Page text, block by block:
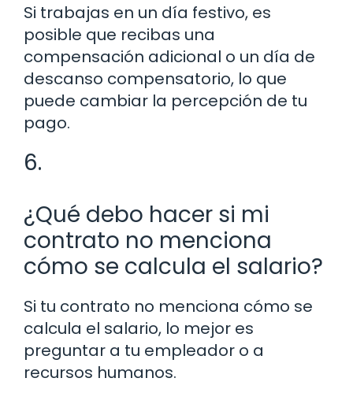
Si trabajas en un día festivo, es
posible que recibas una
compensación adicional o un día de
descanso compensatorio, lo que
puede cambiar la percepción de tu
pago.
6.
¿Qué debo hacer si mi
contrato no menciona
cómo se calcula el salario?
Si tu contrato no menciona cómo se
calcula el salario, lo mejor es
preguntar a tu empleador o a
recursos humanos.